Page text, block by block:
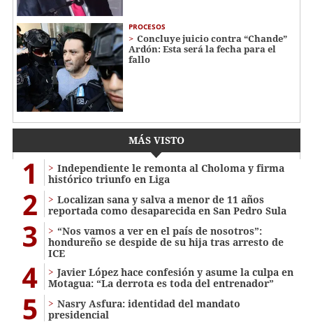
PROCESOS
Concluye juicio contra “Chande”
Ardón: Esta será la fecha para el
fallo
MÁS VISTO
1
Independiente le remonta al Choloma y firma
histórico triunfo en Liga
2
Localizan sana y salva a menor de 11 años
reportada como desaparecida en San Pedro Sula
3
“Nos vamos a ver en el país de nosotros”:
hondureño se despide de su hija tras arresto de
ICE
4
Javier López hace confesión y asume la culpa en
Motagua: “La derrota es toda del entrenador”
5
Nasry Asfura: identidad del mandato
presidencial